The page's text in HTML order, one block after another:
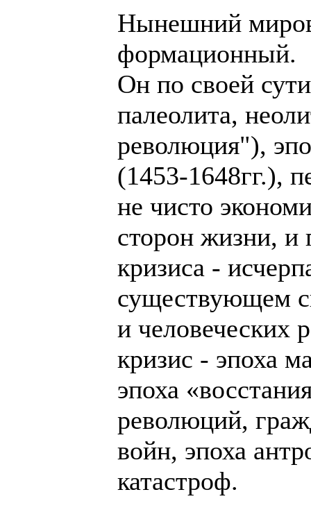
Нынешний
формационный.
Он по своей
палеолита,
революция"),
(1453-1648гг.),
не чисто
сторон жизни, и
кризиса -
существующем
и человеческих
кризис - эпоха
эпоха
революций,
войн, эпоха
катастроф.